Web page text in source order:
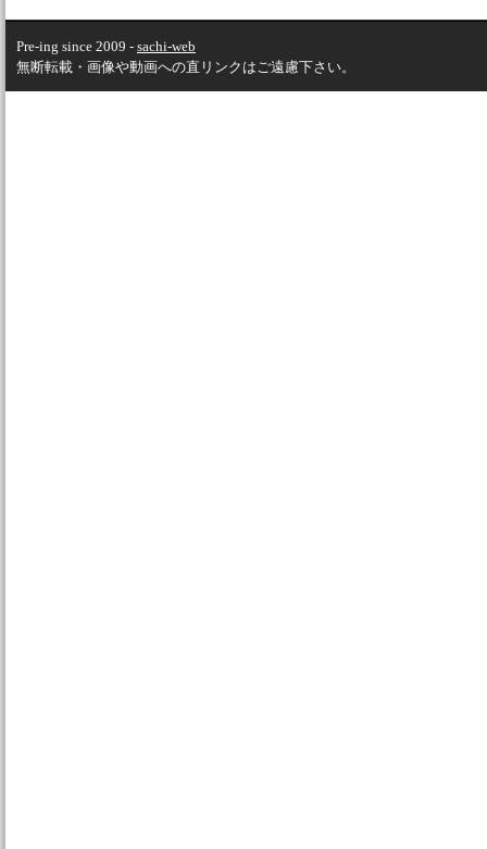
Pre-ing since 2009 - sachi-web
無断転載・画像や動画への直リンクはご遠慮下さい。